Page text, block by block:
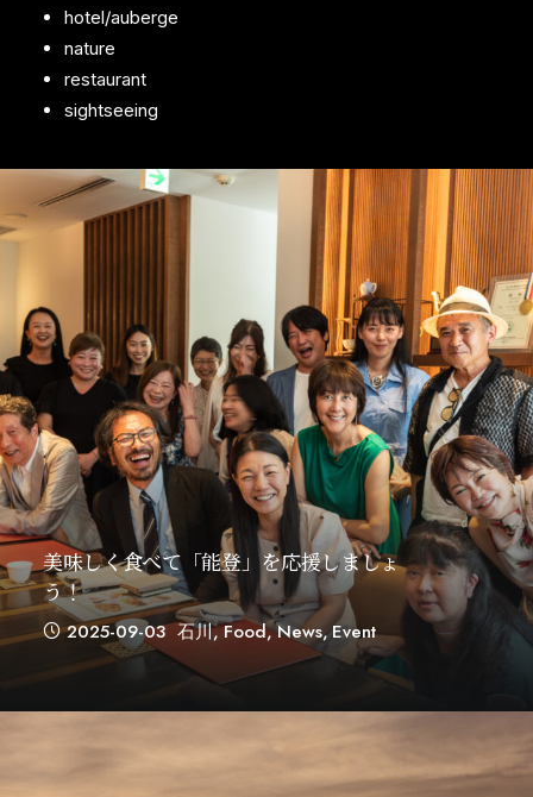
hotel/auberge
nature
restaurant
sightseeing
美味しく食べて「能登」を応援しましょ
う！
2025-09-03 石川,Food,News,Event